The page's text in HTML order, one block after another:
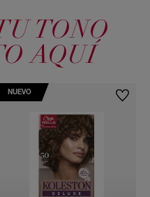
TONO
AQUÍ
NUEVO